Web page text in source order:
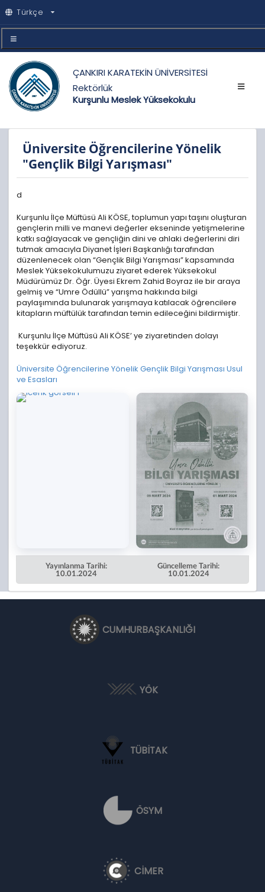
Türkçe
ÇANKIRI KARATEKİN ÜNİVERSİTESİ
Rektörlük
Kurşunlu Meslek Yüksekokulu
Üniversite Öğrencilerine Yönelik
"Gençlik Bilgi Yarışması"
d
Kurşunlu İlçe Müftüsü Ali KÖSE, toplumun yapı taşını oluşturan
gençlerin milli ve manevi değerler ekseninde yetişmelerine
katkı sağlayacak ve gençliğin dini ve ahlaki değerlerini diri
tutmak amacıyla Diyanet İşleri Başkanlığı tarafından
düzenlenecek olan “Gençlik Bilgi Yarışması” kapsamında
Meslek Yüksekokulumuzu ziyaret ederek Yüksekokul
Müdürümüz Dr. Öğr. Üyesi Ekrem Zahid Boyraz ile bir araya
gelmiş ve “Umre Ödüllü” yarışma hakkında bilgi
paylaşımında bulunarak yarışmaya katılacak öğrencilere
kitapların müftülük tarafından temin edileceğini bildirmiştir.
Kurşunlu İlçe Müftüsü Ali KÖSE’ ye ziyaretinden dolayı
teşekkür ediyoruz.
Üniversite Öğrencilerine Yönelik Gençlik Bilgi Yarışması Usul
ve Esasları
Yayınlanma Tarihi:
10.01.2024
Güncelleme Tarihi:
10.01.2024
CUMHURBAŞKANLIĞI
YÖK
TÜBİTAK
ÖSYM
CİMER